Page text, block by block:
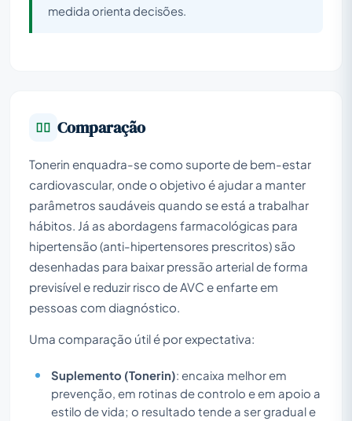
medida orienta decisões.
Comparação
Tonerin enquadra-se como suporte de bem-estar
cardiovascular, onde o objetivo é ajudar a manter
parâmetros saudáveis quando se está a trabalhar
hábitos. Já as abordagens farmacológicas para
hipertensão (anti-hipertensores prescritos) são
desenhadas para baixar pressão arterial de forma
previsível e reduzir risco de AVC e enfarte em
pessoas com diagnóstico.
Uma comparação útil é por expectativa:
Suplemento (Tonerin): encaixa melhor em
prevenção, em rotinas de controlo e em apoio a
estilo de vida; o resultado tende a ser gradual e